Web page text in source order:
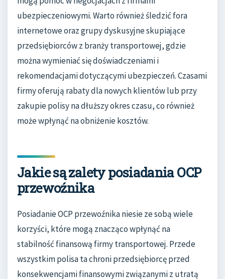
ubezpieczeniowymi. Warto również śledzić fora
internetowe oraz grupy dyskusyjne skupiające
przedsiębiorców z branży transportowej, gdzie
można wymieniać się doświadczeniami i
rekomendacjami dotyczącymi ubezpieczeń. Czasami
firmy oferują rabaty dla nowych klientów lub przy
zakupie polisy na dłuższy okres czasu, co również
może wpłynąć na obniżenie kosztów.
Jakie są zalety posiadania OCP
przewoźnika
Posiadanie OCP przewoźnika niesie ze sobą wiele
korzyści, które mogą znacząco wpłynąć na
stabilność finansową firmy transportowej. Przede
wszystkim polisa ta chroni przedsiębiorcę przed
konsekwencjami finansowymi związanymi z utratą